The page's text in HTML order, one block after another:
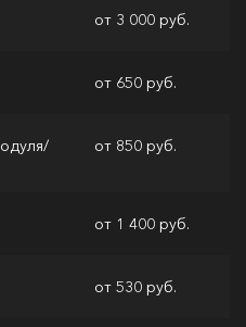
от 3 000 руб.
от 650 руб.
от 850 руб.
от 1 400 руб.
от 530 руб.